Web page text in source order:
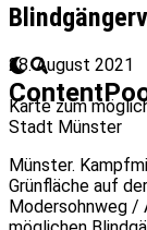
28. August 2021
Karte zum
Stadt Münster
Münster.
Grünfläche auf
Modersohnweg /